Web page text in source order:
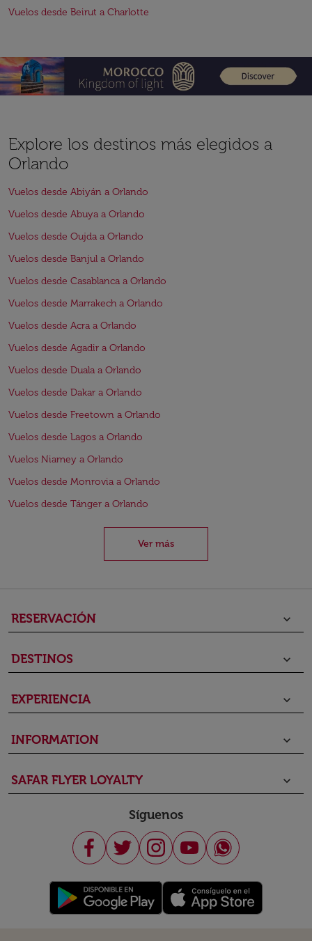
Vuelos desde Beirut a Charlotte
Explore los destinos más elegidos a
Orlando
Vuelos desde Abiyán a Orlando
Vuelos desde Abuya a Orlando
Vuelos desde Oujda a Orlando
Vuelos desde Banjul a Orlando
Vuelos desde Casablanca a Orlando
Vuelos desde Marrakech a Orlando
Vuelos desde Acra a Orlando
Vuelos desde Agadir a Orlando
Vuelos desde Duala a Orlando
Vuelos desde Dakar a Orlando
Vuelos desde Freetown a Orlando
Vuelos desde Lagos a Orlando
Vuelos Niamey a Orlando
Vuelos desde Monrovia a Orlando
Vuelos desde Tánger a Orlando
Ver más
RESERVACIÓN keyboard_arrow_down
DESTINOS keyboard_arrow_down
EXPERIENCIA keyboard_arrow_down
INFORMATION keyboard_arrow_down
SAFAR FLYER LOYALTY keyboard_arrow_down
Síguenos